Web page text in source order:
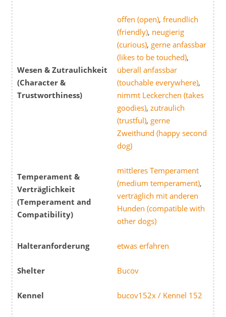
Wesen & Zutraulichkeit
(Character &
Trustworthiness)
offen (open),freundlich
(friendly), neugierig
(curious), gerne anfassbar
(likes to be touched),
überall anfassbar
(touchable everywhere),
nimmt Leckerchen (takes
goodies),zutraulich
(trustful), gerne
Zweithund (happy second
dog)
Temperament &
Verträglichkeit
(Temperament and
Compatibility)
mittleres Temperament
(medium temperament),
verträglich mit anderen
Hunden (compatible with
other dogs)
Halteranforderung etwas erfahren
Shelter Bucov
Kennel bucov152x / Kennel 152